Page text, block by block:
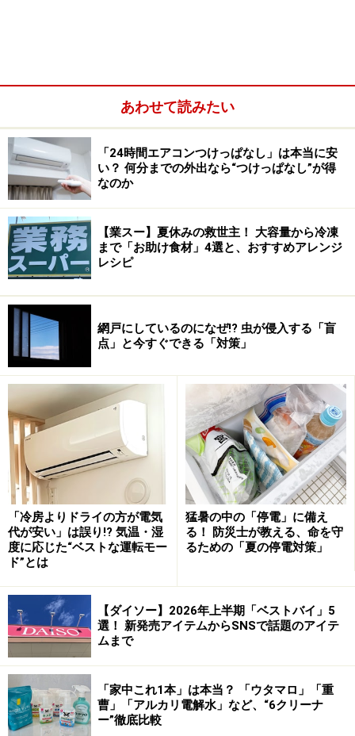
黒わかめを防ぐ「日々の5つの習慣」
1.使用後は洗濯機のフタを「開けておく」
最も簡単で効果的なのが、「乾燥」です。使用後の洗濯
機内は湿度が100％に近い状態。フタを閉めてしまうと
湿気がこもり、カビが爆発的に繁殖します。洗濯が終わ
ったら、最低6時間はフタを開けておき、内部をしっか
り乾燥させましょう。
2.洗濯カゴ代わりに洗濯機を使わない
脱いだ服をそのまま洗濯槽に放り込んでいませんか？ 湿
ったタオルや汗を吸った衣類を長時間放置すると、洗濯
槽内の湿度が上がり、汚れがカビの餌になります。洗濯
物は通気性のいいカゴ
に入れ、洗う直前に洗濯機へ移す
のが鉄則です。
3.洗剤・柔軟剤の「適量」を守る
「汚れが落ちそうだから」「もっと香らせたいから」と
多めに入れるのは厳禁です。溶け残った洗剤や柔軟剤
は、カビにとって最高の栄養源になります。特に柔軟剤
の使いすぎは、洗濯槽にヌメりを残し、黒カビを定着さ
せる原因に。計量カップを使い、規定量を必ず守りまし
ょう。
4.「お風呂の残り湯」の使用に注意する
節水のために残り湯を使う場合、注意が必要です。残り
湯には人間の皮脂や細菌が含まれており、これらもカビ
の栄養になります。どうしても使いたい場合は 「洗い」
工程のみに使用し、「すすぎ」は必ず真水で行うように
あわせて読みたい
「24時間エアコンつけっぱなし」は本当に安
い？ 何分までの外出なら“つけっぱなし”が得
なのか
【業スー】夏休みの救世主！ 大容量から冷凍
まで「お助け食材」4選と、おすすめアレンジ
レシピ
網戸にしているのになぜ!? 虫が侵入する「盲
点」と今すぐできる「対策」
「冷房よりドライの方が電気
代が安い」は誤り!? 気温・湿
度に応じた“ベストな運転モー
ド”とは
猛暑の中の「停電」に備え
る！ 防災士が教える、命を守
るための「夏の停電対策」
【ダイソー】2026年上半期「ベストバイ」5
選！ 新発売アイテムからSNSで話題のアイテ
ムまで
「家中これ1本」は本当？ 「ウタマロ」「重
曹」「アルカリ電解水」など、“6クリーナ
ー”徹底比較